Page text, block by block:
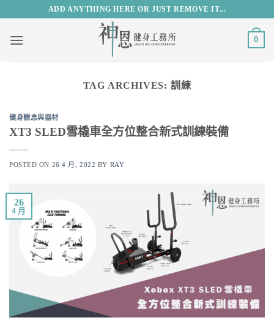
content
ADD ANYTHING HERE OR JUST REMOVE IT...
0
TAG ARCHIVES: 訓練
健身觀念與器材
XT3 SLED雪橇車全方位整合新式訓練裝備
POSTED ON 26 4 月, 2022 BY RAY
26
4 月